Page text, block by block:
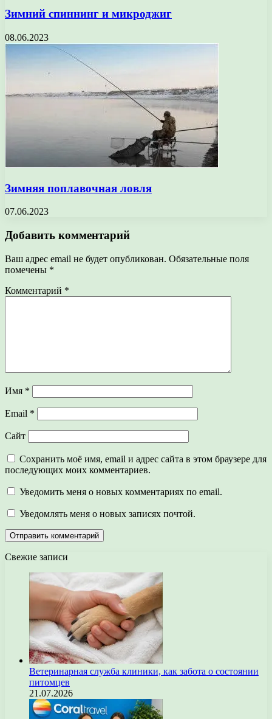
Зимний спиннинг и микроджиг
08.06.2023
Зимняя поплавочная ловля
07.06.2023
Добавить комментарий
Ваш адрес email не будет опубликован. Обязательные поля
помечены *
Комментарий *
Имя *
Email *
Сайт
Сохранить моё имя, email и адрес сайта в этом браузере для
последующих моих комментариев.
Уведомить меня о новых комментариях по email.
Уведомлять меня о новых записях почтой.
Свежие записи
Ветеринарная служба клиники, как забота о состоянии
питомцев
21.07.2026